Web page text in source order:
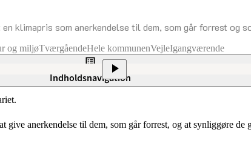
klimapris som anerkendelse til dem, som går forrest og
og miljøTværgåendeHele kommunenVejleIgangværende
Indholdsnavigation
anerkendelse til dem, som går forrest, og at synliggøre de